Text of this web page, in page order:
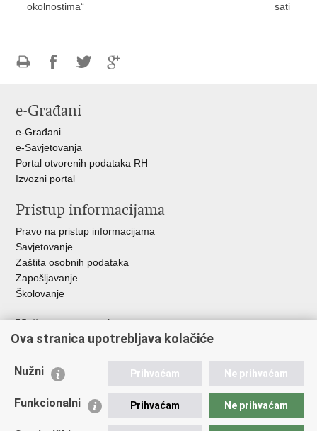
okolnostima“
sati
FacebookuTwitteru
e-Građani
e-Građani
e-Savjetovanja
Portal otvorenih podataka RH
Izvozni portal
Pristup informacijama
Pravo na pristup informacijama
Savjetovanje
Zaštita osobnih podataka
Zapošljavanje
Školovanje
Važne poveznice
Ministarstvo unutarnjih poslova
Udruge
Policijska akademija
Ova stranica upotrebljava kolačiće
Nužni Prihvaćam Ne prihvaćam
Funkcionalni Prihvaćam Ne prihvaćam